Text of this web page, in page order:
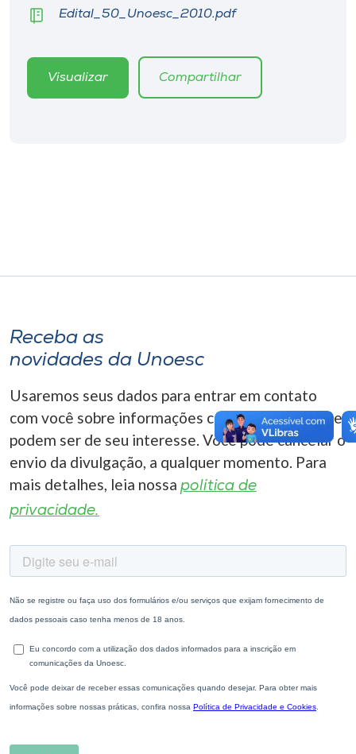
Store
o idioma
Edital_50_Unoesc_2010.pdf
Visualizar Compartilhar
Receba as
novidades da Unoesc
Usaremos seus dados para entrar em contato
com você sobre informações correlacionadas que
podem ser de seu interesse. Você pode cancelar o
envio da divulgação, a qualquer momento. Para
mais detalhes, leia nossa política de
privacidade.